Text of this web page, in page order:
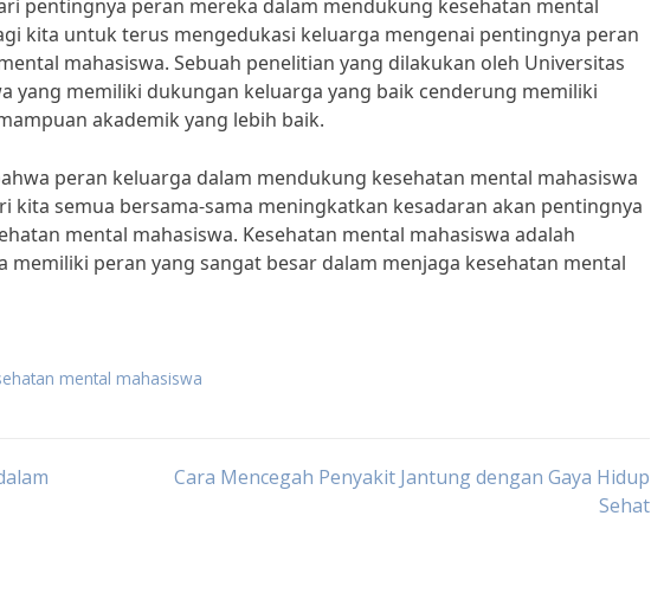
pentingnya peran mereka dalam mendukung kesehatan mental
kita untuk terus mengedukasi keluarga mengenai pentingnya peran
mahasiswa. Sebuah penelitian yang dilakukan oleh Universitas
yang memiliki dukungan keluarga yang baik cenderung memiliki
akademik yang lebih baik.
peran keluarga dalam mendukung kesehatan mental mahasiswa
kita semua bersama-sama meningkatkan kesadaran akan pentingnya
mental mahasiswa. Kesehatan mental mahasiswa adalah
peran yang sangat besar dalam menjaga kesehatan mental
mental mahasiswa
Cara Mencegah Penyakit Jantung dengan Gaya Hidup
Sehat